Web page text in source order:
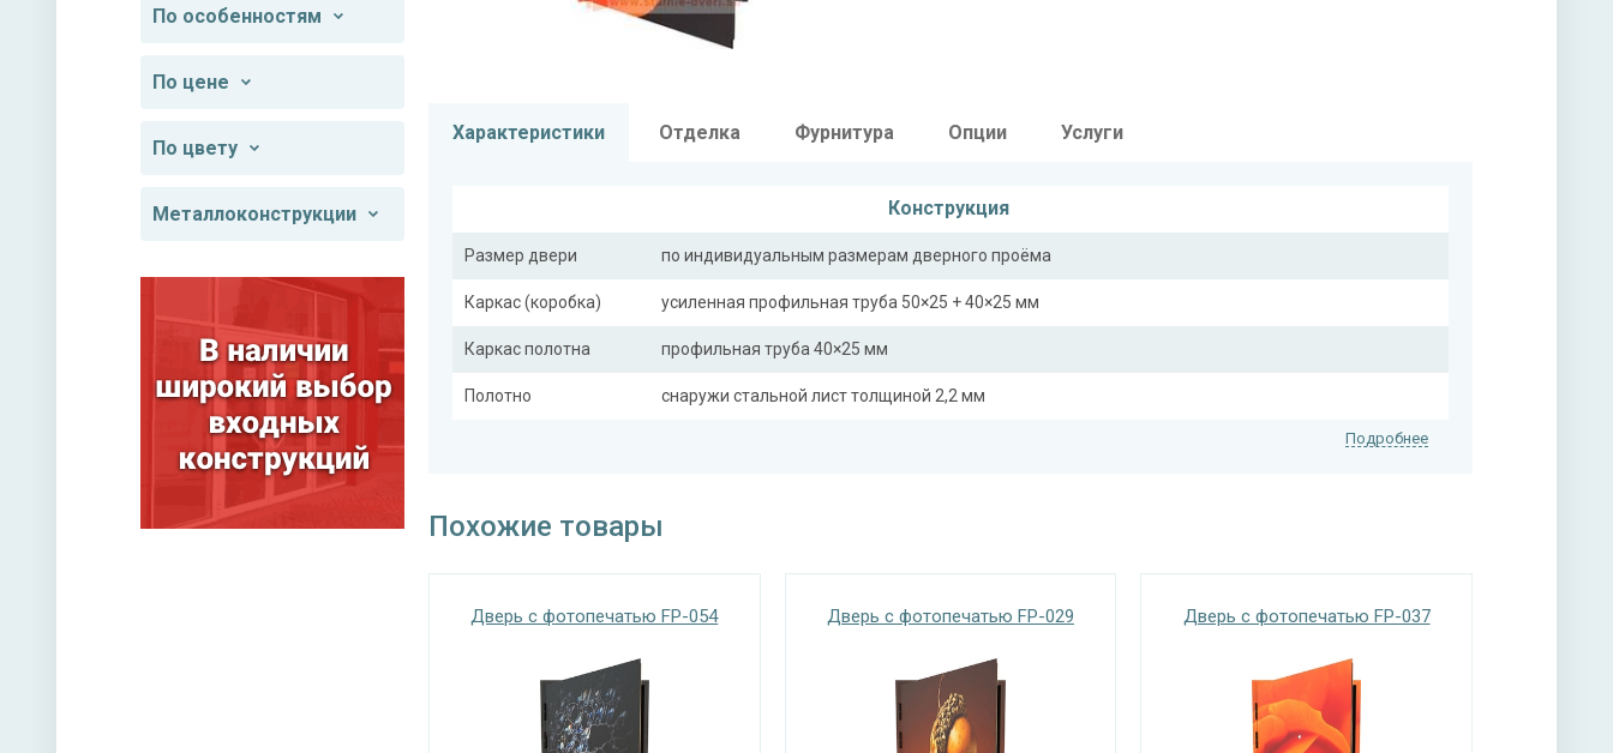
По особенностям
По цене
По цвету
Металлоконструкции
Характеристики Отделка Фурнитура Опции Услуги
Конструкция
Размер двери по индивидуальным размерам дверного проёма
Каркас (коробка) усиленная профильная труба 50×25 + 40×25 мм
Каркас полотна профильная труба 40×25 мм
Полотно снаружи стальной лист толщиной 2,2 мм
Отделка снаружи лист металла с декоративной фотопечатью
или Ламинат по выбору заказчика.
Запирающие устройства и фурнитура
Подробнее
Похожие товары
Дверь с фотопечатью FP-054 Дверь с фотопечатью FP-029 Дверь с фотопечатью FP-037